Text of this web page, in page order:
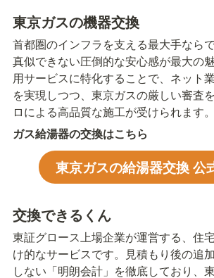
東京ガスの機器交換
首都圏のインフラを支える最大手なら
真似できない圧倒的な安心感が最大の
用サービスに特化することで、ネット
を実現しつつ、東京ガスの厳しい審査
ロによる高品質な施工が受けられます。
ガス給湯器の交換はこちら
東京ガスの給湯器交換 公
交換できるくん
東証グロース上場企業が運営する、住
け的なサービスです。見積もり後の追
しない「明朗会計」を徹底しており、